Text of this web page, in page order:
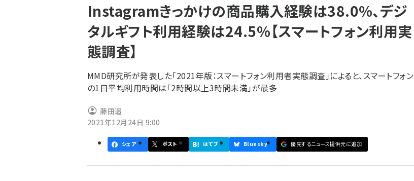
ン
く
ず
Instagramきっかけの商品購入経験は38.0%、デジ
タルギフト利用経験は24.5%【スマートフォン利用実
態調査】
MMD研究所が発表した「2021年版：スマートフォン利用者実態調査」によると、スマートフォン
の1日平均利用時間は「2時間以上3時間未満」が最多
藤田遥
2021年12月24日 9:00
シェア ポスト はてブ Bluesky 優先するニュース提供元に追加
参加登録はこちら↑